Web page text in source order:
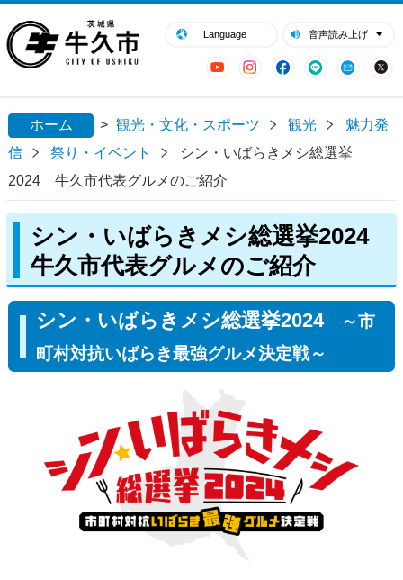
Language 音声読み上げ
YouTubeInstagram
Facebook
LINE Mail
閉じる
ホーム > 観光・文化・スポーツ 観光
魅力発
信
祭り・イベント
シン・いばらきメシ総選挙
2024 牛久市代表グルメのご紹介
シン・いばらきメシ総選挙2024
牛久市代表グルメのご紹介
シン・いばらきメシ総選挙2024～市
町村対抗いばらき最強グルメ決定戦～